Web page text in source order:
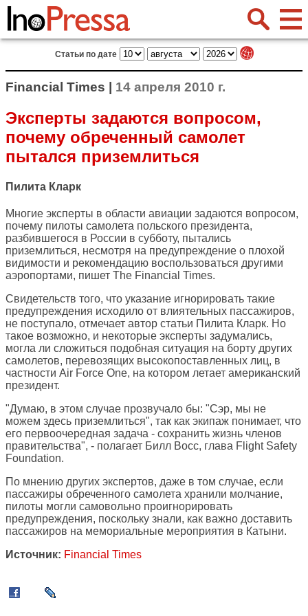
Статьи по дате
Financial Times | 14 апреля 2010 г.
Эксперты задаются вопросом,
почему обреченный самолет
пытался приземлиться
Пилита Кларк
Многие эксперты в области авиации задаются вопросом,
почему пилоты самолета польского президента,
разбившегося в России в субботу, пытались
приземлиться, несмотря на предупреждение о плохой
видимости и рекомендацию воспользоваться другими
аэропортами, пишет The Financial Times.
Свидетельств того, что указание игнорировать такие
предупреждения исходило от влиятельных пассажиров,
не поступало, отмечает автор статьи Пилита Кларк. Но
такое возможно, и некоторые эксперты задумались,
могла ли сложиться подобная ситуация на борту других
самолетов, перевозящих высокопоставленных лиц, в
частности Air Force One, на котором летает американский
президент.
"Думаю, в этом случае прозвучало бы: "Сэр, мы не
можем здесь приземлиться", так как экипаж понимает, что
его первоочередная задача - сохранить жизнь членов
правительства", - полагает Билл Восс, глава Flight Safety
Foundation.
По мнению других экспертов, даже в том случае, если
пассажиры обреченного самолета хранили молчание,
пилоты могли самовольно проигнорировать
предупреждения, поскольку знали, как важно доставить
пассажиров на мемориальные мероприятия в Катыни.
Источник: Financial Times